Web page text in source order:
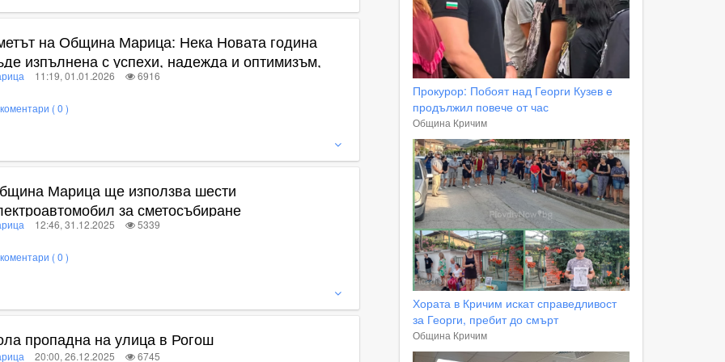
на Община Марица: Нека Новата година
изпълнена с успехи, надежда и оптимизъм,
ще постигнем заедно
11:19, 01.01.2026 6916
коментари ( 0 )
Марица ще използва шести
за сметосъбиране
12:46, 31.12.2025 5339
коментари ( 0 )
пропадна на улица в Рогош
20:00, 26.12.2025 6745
Прокурор: Побоят над Георги Кузев е
продължил повече от час
Община Кричим
Хората в Кричим искат справедливост
за Георги, пребит до смърт
Община Кричим